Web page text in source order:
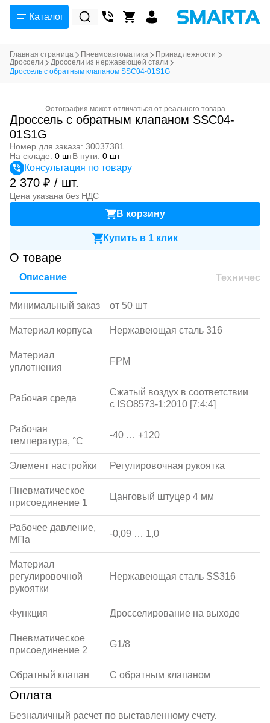
Каталог
Главная страница Пневмоавтоматика
Принадлежности
Дроссели
Дроссели из нержавеющей стали
Дроссель с обратным клапаном SSC04-01S1G
Фотография может отличаться от реального товара
Дроссель с обратным клапаном SSC04-
01S1G
Номер для заказа: 30037381
На складе: 0 штВ пути: 0 шт
Консультация по товару
2 370 ₽ / шт.
Цена указана без НДС
В корзину
Купить в 1 клик
О товаре
Описание
Минимальный заказ от 50 шт
Материал корпуса Нержавеющая сталь 316
Материал
уплотнения
FPM
Рабочая среда
Сжатый воздух в соответствии
с ISO8573-1:2010 [7:4:4]
Рабочая
температура, °С
-40 … +120
Элемент настройки Регулировочная рукоятка
Пневматическое
присоединение 1
Цанговый штуцер 4 мм
Рабочее давление,
МПа
-0,09 … 1,0
Материал
регулировочной
рукоятки
Нержавеющая сталь SS316
Функция Дросселирование на выходе
Пневматическое
присоединение 2
G1/8
Обратный клапан С обратным клапаном
Оплата
Безналичный расчет по выставленному счету.